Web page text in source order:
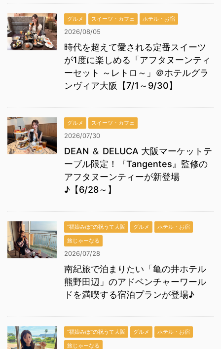
グルメ スイーツ・カフェ ホテル・お宿
2026/08/05
時代を超えて愛される定番スイーツ
が1度に楽しめる「アフタヌーンティ
ーセット ～レトロ～」＠ホテルグラ
ンヴィア大阪【7/1～9/30】
グルメ スイーツ・カフェ
2026/07/30
DEAN ＆ DELUCA 大阪マーケットテ
ーブル限定！『Tangentes』監修の
アフタヌーンティーが新登場
♪【6/28～】
“福娘みぽ”の祝うて大阪 グルメ
ホテル・お宿
旅じゃーなる
2026/07/28
南紀旅で泊まりたい「亀の井ホテル
熊野田辺」のアドベンチャーワール
ドを満喫する宿泊プランが登場♪
“福娘みぽ”の祝うて大阪 グルメ
ホテル・お宿
旅じゃーなる